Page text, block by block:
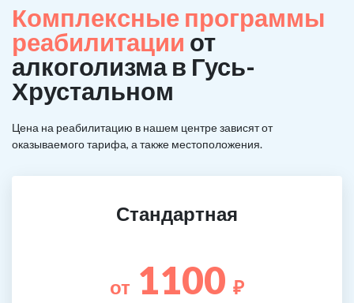
Комплексные программы
реабилитации от
алкоголизма в Гусь-
Хрустальном
Цена на реабилитацию в нашем центре зависят от
оказываемого тарифа, а также местоположения.
Стандартная
от 1100 ₽